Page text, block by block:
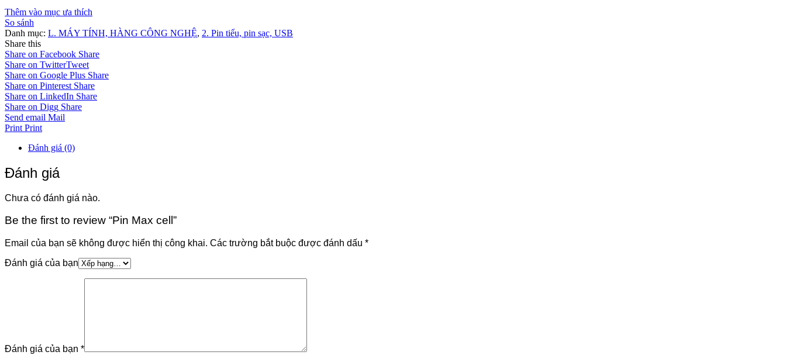
Thêm vào mục ưa thích
So sánh
Danh mục: L. MÁY TÍNH, HÀNG CÔNG NGHỆ, 2. Pin tiểu, pin sạc, USB
Share this
Share on Facebook Share
Share on TwitterTweet
Share on Google Plus Share
Share on Pinterest Share
Share on LinkedIn Share
Share on Digg Share
Send email Mail
Print Print
Đánh giá (0)
Đánh giá
Chưa có đánh giá nào.
Be the first to review “Pin Max cell”
Email của bạn sẽ không được hiển thị công khai. Các trường bắt buộc được đánh dấu *
Đánh giá của bạn
Đánh giá của bạn *